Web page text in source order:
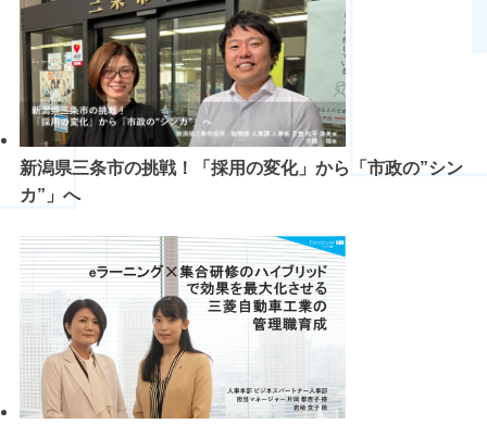
新潟県三条市の挑戦！「採用の変化」から「市政の”シン
カ”」へ